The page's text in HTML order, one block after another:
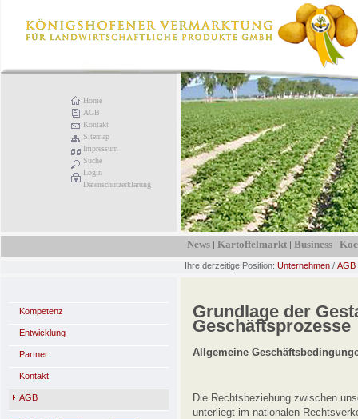
Home
AGB
Kontakt
Sitemap
Impressum
Suche
Login
Datenschutzerklärung
News | Kartoffelmarkt | Business |
Ihre derzeitige Position: Unternehmen / AGB
Kompetenz
Entwicklung
Partner
Kontakt
AGB
Grundlage der
Geschäftsprozesse
Allgemeine
Die Rechtsbeziehung zwischen
unterliegt im nationalen